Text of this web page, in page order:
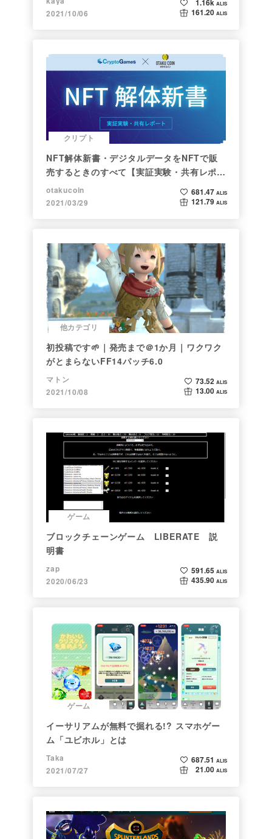
2021/10/06
1.16k ALIS
161.20 ALIS
クリプト
NFT解体新書・デジタルデータをNFTで販
売するときのすべて【実証実験・共有レポー
ト】
otakucoin
2021/03/29
681.47 ALIS
121.79 ALIS
他カテゴリ
初投稿です🌱｜発売まで＠1か月｜ワクワク
がとまらないFF14パッチ6.0
マトン
2021/10/08
73.52 ALIS
13.00 ALIS
ゲーム
ブロックチェーンゲーム LIBERATE 説
明書
zap
2020/06/23
591.65 ALIS
435.90 ALIS
ゲーム
イーサリアムが無料で掘れる!? スマホゲー
ム「ユビホル」とは
Taka
2021/07/27
687.51 ALIS
21.00 ALIS